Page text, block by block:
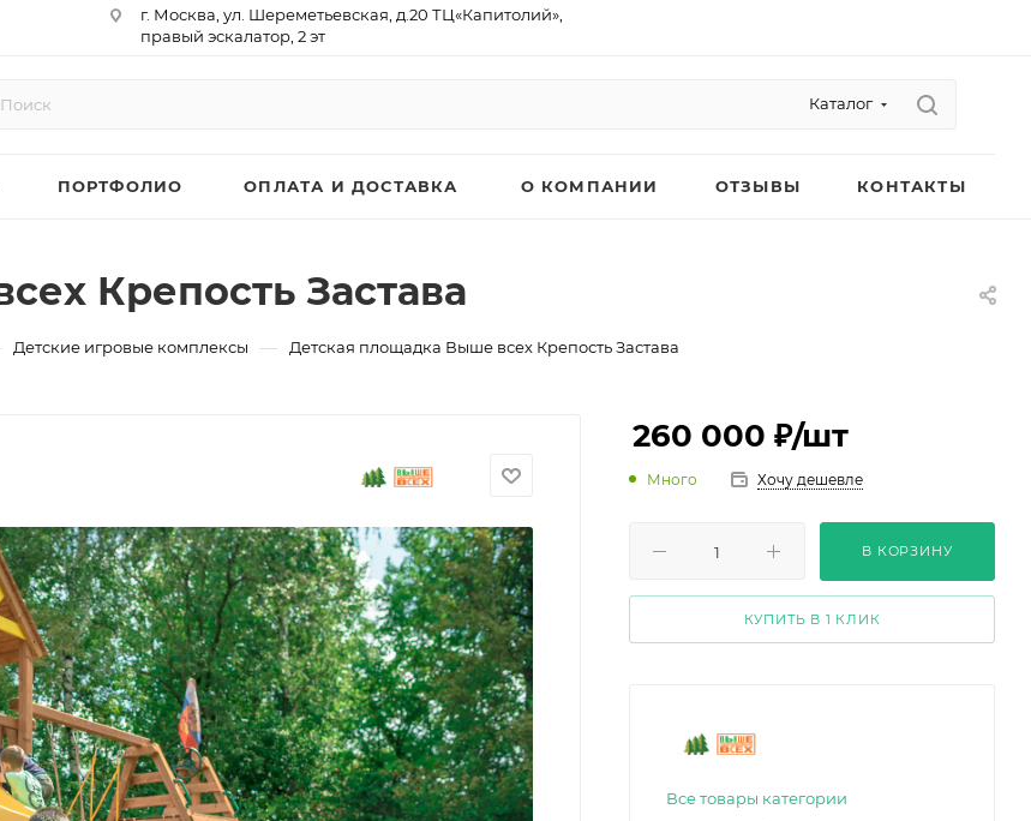
г. Москва, ул. Шереметьевская, д.20 ТЦ«Капитолий»,
правый эскалатор, 2 эт
р/сч 40702810410000761715
Каталог
ПОРТФОЛИО ОПЛАТА И ДОСТАВКА О КОМПАНИИ ОТЗЫВЫ КОНТАКТЫ
Крепость Застава
Детские игровые комплексы — Детская площадка Выше всех Крепость Застава
260 000 ₽/шт
Много Хочу дешевле
В КОРЗИНУ
КУПИТЬ В 1 КЛИК
Все товары категории